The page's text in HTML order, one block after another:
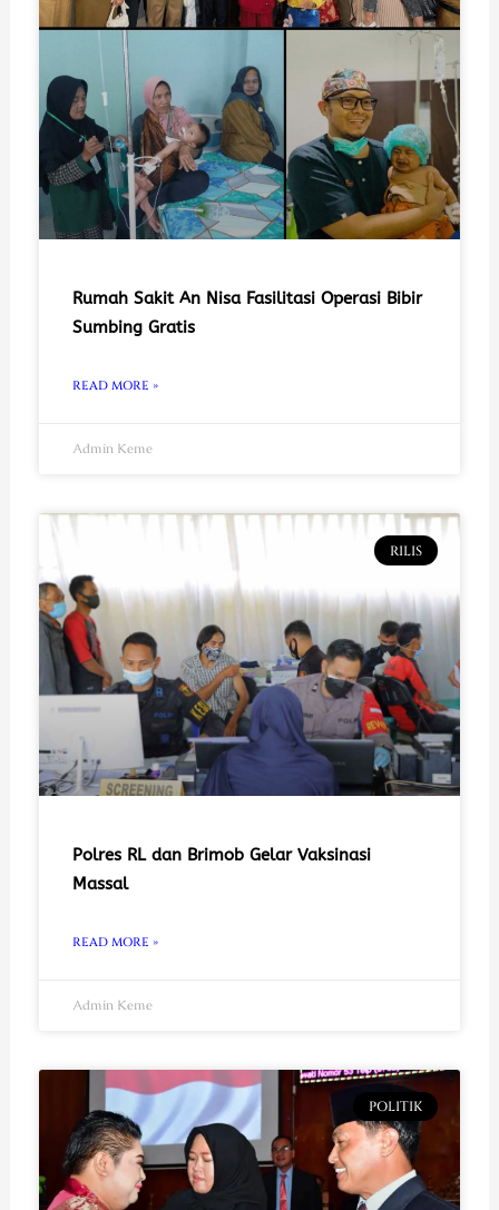
Rumah Sakit An Nisa Fasilitasi Operasi Bibir
Sumbing Gratis
READ MORE »
Admin Keme
RILIS
Polres RL dan Brimob Gelar Vaksinasi
Massal
READ MORE »
Admin Keme
POLITIK